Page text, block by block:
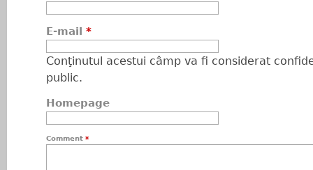
E-mail *
Conţinutul acestui câmp va fi considerat
public.
Homepage
Comment *